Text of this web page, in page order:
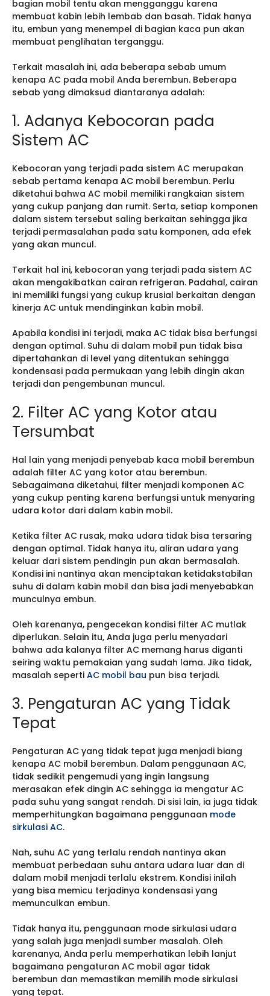
bagian mobil tentu akan mengganggu karena
membuat kabin lebih lembab dan basah. Tidak hanya
itu, embun yang menempel di bagian kaca pun akan
membuat penglihatan terganggu.
Terkait masalah ini, ada beberapa sebab umum
kenapa AC pada mobil Anda berembun. Beberapa
sebab yang dimaksud diantaranya adalah:
1. Adanya Kebocoran pada
Sistem AC
Kebocoran yang terjadi pada sistem AC merupakan
sebab pertama kenapa AC mobil berembun. Perlu
diketahui bahwa AC mobil memiliki rangkaian sistem
yang cukup panjang dan rumit. Serta, setiap komponen
dalam sistem tersebut saling berkaitan sehingga jika
terjadi permasalahan pada satu komponen, ada efek
yang akan muncul.
Terkait hal ini, kebocoran yang terjadi pada sistem AC
akan mengakibatkan cairan refrigeran. Padahal, cairan
ini memiliki fungsi yang cukup krusial berkaitan dengan
kinerja AC untuk mendinginkan kabin mobil.
Apabila kondisi ini terjadi, maka AC tidak bisa berfungsi
dengan optimal. Suhu di dalam mobil pun tidak bisa
dipertahankan di level yang ditentukan sehingga
kondensasi pada permukaan yang lebih dingin akan
terjadi dan pengembunan muncul.
2. Filter AC yang Kotor atau
Tersumbat
Hal lain yang menjadi penyebab kaca mobil berembun
adalah filter AC yang kotor atau berembun.
Sebagaimana diketahui, filter menjadi komponen AC
yang cukup penting karena berfungsi untuk menyaring
udara kotor dari dalam kabin mobil.
Ketika filter AC rusak, maka udara tidak bisa tersaring
dengan optimal. Tidak hanya itu, aliran udara yang
keluar dari sistem pendingin pun akan bermasalah.
Kondisi ini nantinya akan menciptakan ketidakstabilan
suhu di dalam kabin mobil dan bisa jadi menyebabkan
munculnya embun.
Oleh karenanya, pengecekan kondisi filter AC mutlak
diperlukan. Selain itu, Anda juga perlu menyadari
bahwa ada kalanya filter AC memang harus diganti
seiring waktu pemakaian yang sudah lama. Jika tidak,
masalah seperti AC mobil bau pun bisa terjadi.
3. Pengaturan AC yang Tidak
Tepat
Pengaturan AC yang tidak tepat juga menjadi biang
kenapa AC mobil berembun. Dalam penggunaan AC,
tidak sedikit pengemudi yang ingin langsung
merasakan efek dingin AC sehingga ia mengatur AC
pada suhu yang sangat rendah. Di sisi lain, ia juga tidak
memperhitungkan bagaimana penggunaan mode
sirkulasi AC.
Nah, suhu AC yang terlalu rendah nantinya akan
membuat perbedaan suhu antara udara luar dan di
dalam mobil menjadi terlalu ekstrem. Kondisi inilah
yang bisa memicu terjadinya kondensasi yang
memunculkan embun.
Tidak hanya itu, penggunaan mode sirkulasi udara
yang salah juga menjadi sumber masalah. Oleh
karenanya, Anda perlu memperhatikan lebih lanjut
bagaimana pengaturan AC mobil agar tidak
berembun dan memastikan memilih mode sirkulasi
yang tepat.